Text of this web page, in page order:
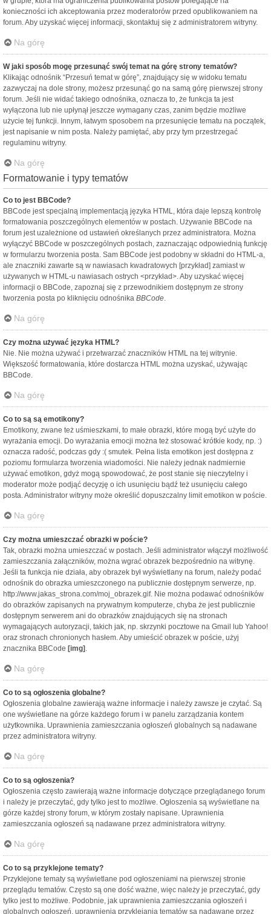
konieczności ich akceptowania przez moderatorów przed opublikowaniem na
forum. Aby uzyskać więcej informacji, skontaktuj się z administratorem witryny.
Na górę
W jaki sposób mogę przesunąć swój temat na górę strony tematów?
Klikając odnośnik “Przesuń temat w górę”, znajdujący się w widoku tematu
zazwyczaj na dole strony, możesz przesunąć go na samą górę pierwszej strony
forum. Jeśli nie widać takiego odnośnika, oznacza to, że funkcja ta jest
wyłączona lub nie upłynął jeszcze wymagany czas, zanim będzie możliwe
użycie tej funkcji. Innym, łatwym sposobem na przesunięcie tematu na początek,
jest napisanie w nim posta. Należy pamiętać, aby przy tym przestrzegać
regulaminu witryny.
Na górę
Formatowanie i typy tematów
Co to jest BBCode?
BBCode jest specjalną implementacją języka HTML, która daje lepszą kontrolę
formatowania poszczególnych elementów w postach. Używanie BBCode na
forum jest uzależnione od ustawień określanych przez administratora. Można
wyłączyć BBCode w poszczególnych postach, zaznaczając odpowiednią funkcję
w formularzu tworzenia posta. Sam BBCode jest podobny w składni do HTML-a,
ale znaczniki zawarte są w nawiasach kwadratowych [przykład] zamiast w
używanych w HTML-u nawiasach ostrych <przykład>. Aby uzyskać więcej
informacji o BBCode, zapoznaj się z przewodnikiem dostępnym ze strony
tworzenia posta po kliknięciu odnośnika BBCode.
Na górę
Czy można używać języka HTML?
Nie. Nie można używać i przetwarzać znaczników HTML na tej witrynie.
Większość formatowania, które dostarcza HTML można uzyskać, używając
BBCode.
Na górę
Co to są są emotikony?
Emotikony, zwane też uśmieszkami, to małe obrazki, które mogą być użyte do
wyrażania emocji. Do wyrażania emocji można też stosować krótkie kody, np. :)
oznacza radość, podczas gdy :( smutek. Pełna lista emotikon jest dostępna z
poziomu formularza tworzenia wiadomości. Nie należy jednak nadmiernie
używać emotikon, gdyż mogą spowodować, że post stanie się nieczytelny i
moderator może podjąć decyzję o ich usunięciu bądź też usunięciu całego
posta. Administrator witryny może określić dopuszczalny limit emotikon w poście.
Na górę
Czy można umieszczać obrazki w poście?
Tak, obrazki można umieszczać w postach. Jeśli administrator włączył możliwość
zamieszczania załączników, można wgrać obrazek bezpośrednio na witrynę.
Jeśli ta funkcja nie działa, aby obrazek był wyświetlany na forum, należy podać
odnośnik do obrazka umieszczonego na publicznie dostępnym serwerze, np.
http://www.jakas_strona.com/moj_obrazek.gif. Nie można podawać odnośników
do obrazków zapisanych na prywatnym komputerze, chyba że jest publicznie
dostępnym serwerem ani do obrazków znajdujących się na stronach
wymagających autoryzacji, takich jak, np. skrzynki pocztowe na Gmail lub Yahoo!
oraz stronach chronionych hasłem. Aby umieścić obrazek w poście, użyj
znacznika BBCode [img] .
Na górę
Co to są ogłoszenia globalne?
Ogłoszenia globalne zawierają ważne informacje i należy zawsze je czytać. Są
one wyświetlane na górze każdego forum i w panelu zarządzania kontem
użytkownika. Uprawnienia zamieszczania ogłoszeń globalnych są nadawane
przez administratora witryny.
Na górę
Co to są ogłoszenia?
Ogłoszenia często zawierają ważne informacje dotyczące przeglądanego forum
i należy je przeczytać, gdy tylko jest to możliwe. Ogłoszenia są wyświetlane na
górze każdej strony forum, w którym zostały napisane. Uprawnienia
zamieszczania ogłoszeń są nadawane przez administratora witryny.
Na górę
Co to są przyklejone tematy?
Przyklejone tematy są wyświetlane pod ogłoszeniami na pierwszej stronie
przeglądu tematów. Często są one dość ważne, więc należy je przeczytać, gdy
tylko jest to możliwe. Podobnie, jak uprawnienia zamieszczania ogłoszeń i
globalnych ogłoszeń, uprawnienia przyklejania tematów są nadawane przez